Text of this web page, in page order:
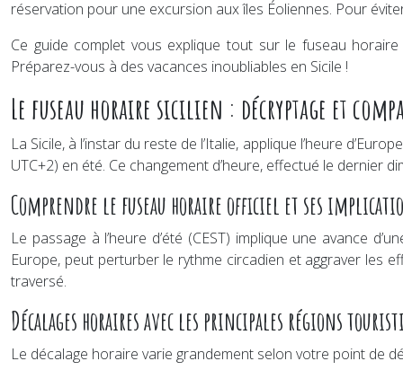
réservation pour une excursion aux îles Éoliennes. Pour
Ce guide complet vous explique tout sur le fuseau
Préparez-vous à des vacances inoubliables en Sicile !
Le fuseau horaire sicilien : décryptage et
La Sicile, à l’instar du reste de l’Italie, applique l’heure
UTC+2) en été. Ce changement d’heure, effectué le dernier
Comprendre le fuseau horaire officiel et ses
Le passage à l’heure d’été (CEST) implique une avance
Europe, peut perturber le rythme circadien et aggraver les
traversé.
Décalages horaires avec les principales régions
Le décalage horaire varie grandement selon votre point de